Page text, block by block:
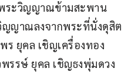
ระวิญญาณข้ามสะพาน
ญญาณลงจากพระที่นั่งดุสิต
ยุคล เชิญเครื่องทอง
รรษ์ ยุคล เชิญธงพุ่มดวง